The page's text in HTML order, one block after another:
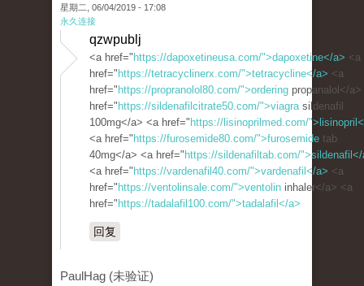
星期二, 06/04/2019 - 17:08
永久连接
qzwpublj
<a href=" https://dapoxetineusa.com/">dapoxetine</a> <a
href=" https://tetracyclinerx.com/">tetracycline</a> <a
href=" https://propranolol80.com/">ordering propanalol</
href=" https://sildenafilcitrate50.com/">viagrasildenafil
100mg</a> <a href=" https://lisinoprilmed.com/
<a href=" https://furosemide80.com/">furosemide tab
40mg</a> <a href=" https://sildenafiltab.com/
<a href=" https://vardenafil40.com/">vardenafil</a> <a
href=" https://ventolinsale.com/">ventolin inhaler</a> <a
href=" https://tadalafil100.com/">tadalafil</a>
回复
PaulHag (未验证)